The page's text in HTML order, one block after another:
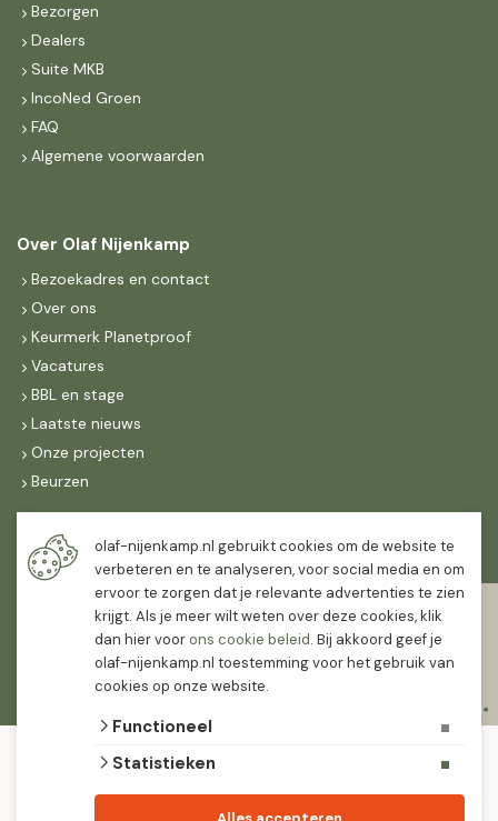
Bezorgen
Dealers
Suite MKB
IncoNed Groen
FAQ
Algemene voorwaarden
Over Olaf Nijenkamp
Bezoekadres en contact
Over ons
Keurmerk Planetproof
Vacatures
BBL en stage
Laatste nieuws
Onze projecten
Beurzen
Maandag t/m vrijdag
07:30-
16:30
12:00
algemene voorwaarden
olaf-nijenkamp.nl gebruikt cookies om de website te
verbeteren en te analyseren, voor social media en om
ervoor te zorgen dat je relevante advertenties te zien
krijgt. Als je meer wilt weten over deze cookies, klik
dan hier voorons cookie beleid. Bij akkoord geef je
olaf-nijenkamp.nl toestemming voor het gebruik van
cookies op onze website.
Functioneel
Statistieken